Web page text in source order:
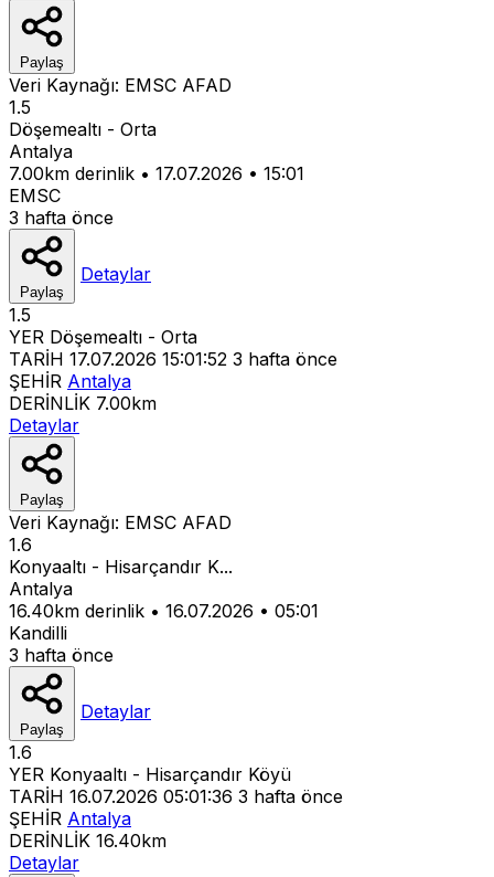
Paylaş
Veri Kaynağı: EMSC AFAD
1.5
Döşemealtı - Orta
Antalya
7.00km derinlik • 17.07.2026 • 15:01
EMSC
3 hafta önce
Paylaş
Detaylar
1.5
YER Döşemealtı - Orta
TARİH 17.07.2026 15:01:52 3 hafta önce
ŞEHİR Antalya
DERİNLİK 7.00km
Detaylar
Paylaş
Veri Kaynağı: EMSC AFAD
1.6
Konyaaltı - Hisarçandır K...
Antalya
16.40km derinlik • 16.07.2026 • 05:01
Kandilli
3 hafta önce
Paylaş
Detaylar
1.6
YER Konyaaltı - Hisarçandır Köyü
TARİH 16.07.2026 05:01:36 3 hafta önce
ŞEHİR Antalya
DERİNLİK 16.40km
Detaylar